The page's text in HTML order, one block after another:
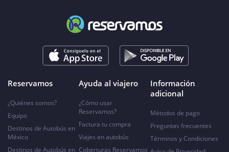
Reservamos
¿Quiénes somos?
Equipo
Destinos de Autobús en
México
Destinos de Autobús en
Ayuda al viajero
¿Cómo usar
Reservamos?
Factura tu compra
Viajes en autobús
Coberturas Reservamos
Información
adicional
Métodos de pago
Preguntas frecuentes
Términos y Condiciones